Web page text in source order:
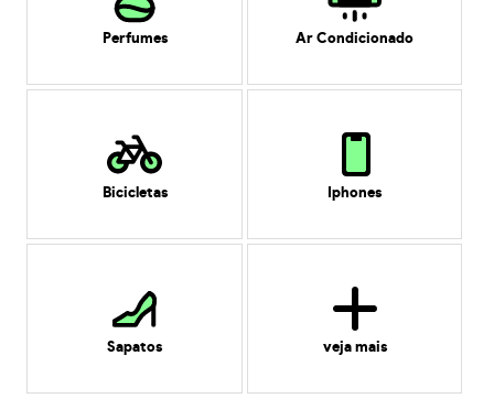
Perfumes Ar Condicionado
Bicicletas Iphones
Sapatos veja mais